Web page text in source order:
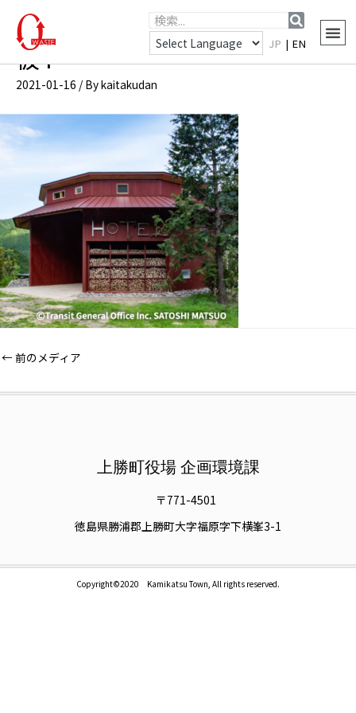
JP |EN
仮4
2021-01-16 / Bykaitakudan
←前のメディア
上勝町役場 企画環境課
〒771-4501
徳島県勝浦郡上勝町大字福原字下横峯3-1
Copyright©2020 Kamikatsu Town, All rights reserved.